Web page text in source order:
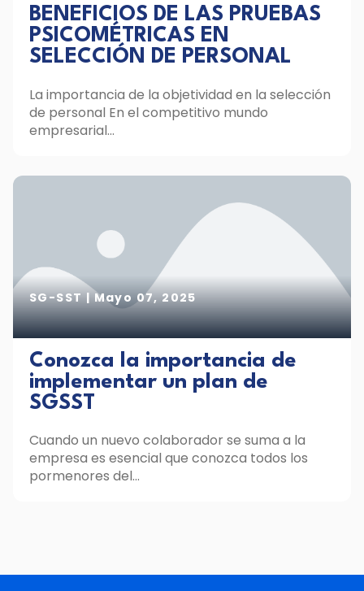
BENEFICIOS DE LAS PRUEBAS
PSICOMÉTRICAS EN
SELECCIÓN DE PERSONAL
La importancia de la objetividad en la selección
de personal En el competitivo mundo
empresarial...
SG-SST|Mayo 07, 2025
Conozca la importancia de
implementar un plan de
SGSST
Cuando un nuevo colaborador se suma a la
empresa es esencial que conozca todos los
pormenores del...